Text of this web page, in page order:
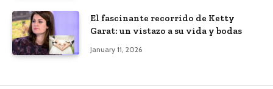
El fascinante recorrido de Ketty
Garat: un vistazo a su vida y bodas
January 11, 2026